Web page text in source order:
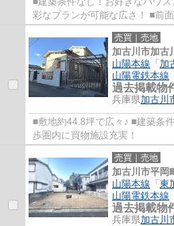
彩なプランが可能な広さ！ ■前
内！
売買｜売地
加古川市加古
山陽本線 「加
山陽電鉄本線
過去掲載物
兵庫県加古川
■敷地約44.8坪で広々♪ ■建築条
歩圏内に買物施設充実！
売買｜売地
加古川市平岡
山陽本線 「東
山陽電鉄本線
過去掲載物
兵庫県加古川